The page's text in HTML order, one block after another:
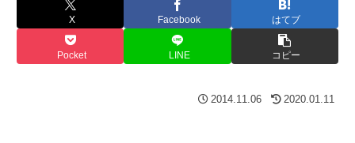
X Facebook はてブ
Pocket LINE コピー
2014.11.06 2020.01.11